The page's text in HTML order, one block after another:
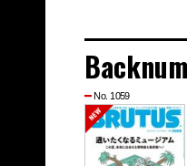
No. 1059